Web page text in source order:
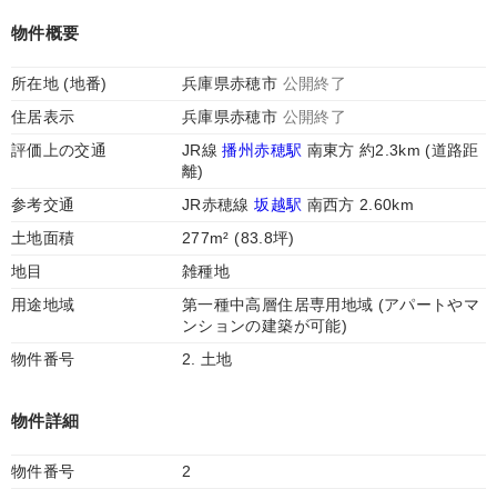
物件概要
所在地 (地番) 兵庫県赤穂市 公開終了
住居表示
兵庫県赤穂市 公開終了
評価上の交通
JR線播州赤穂駅 南東方 約2.3km (道路距
離)
参考交通
JR赤穂線坂越駅 南西方 2.60km
土地面積
277m² (83.8坪)
地目
雑種地
用途地域
第一種中高層住居専用地域 (アパートやマ
ンションの建築が可能)
物件番号
2. 土地
物件詳細
物件番号
2